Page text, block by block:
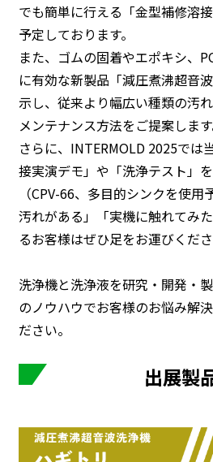
でも簡単に行える「金型補修溶
予定しております。
また、ゴムの固着やエポキシ、
に有効な新製品「減圧煮沸超音
示し、従来より幅広い種類の汚
メンテナンス方法をご提案します
さらに、INTERMOLD 2025では
接実演デモ」や「洗浄テスト」を
（CPV-66、多目的シンクを使
汚れがある」「実機に触れてみ
るお客様はぜひ足をお運びくださ
洗浄機と洗浄液を研究・開発・
のノウハウでお客様のお悩み解
ださい。
出展製